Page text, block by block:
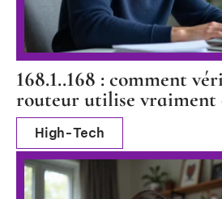
168.1..168 : comment
routeur utilise vraiment
High-Tech